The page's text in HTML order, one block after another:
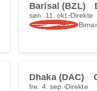
Barisal (BZL)
søn. 11. okt. Direkte
Dhaka (DAC)
fre. 4. sep. Direkte